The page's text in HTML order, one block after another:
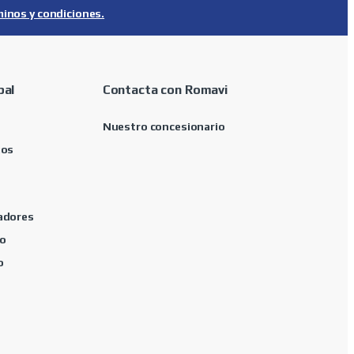
y condiciones.
Contacta con Romavi
Nuestro concesionario